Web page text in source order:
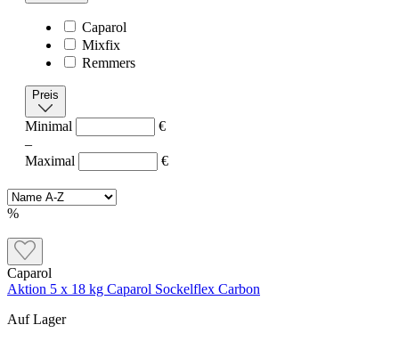
Caparol
Mixfix
Remmers
Preis
Minimal
€
–
Maximal
€
%
Caparol
Aktion 5 x 18 kg Caparol Sockelflex Carbon
Auf Lager